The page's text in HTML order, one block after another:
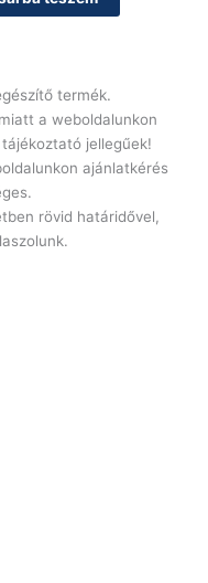
termék.
a weboldalunkon
jellegűek!
ajánlatkérés
rövid határidővel,